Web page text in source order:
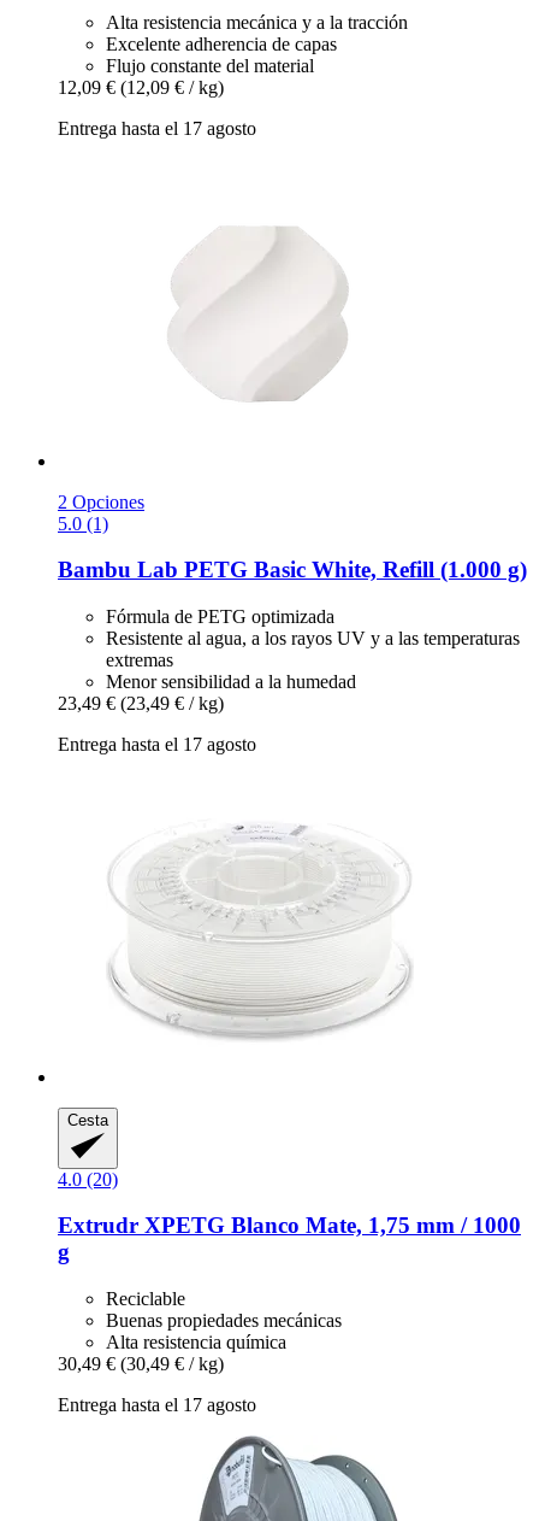
Alta resistencia mecánica y a la tracción
Excelente adherencia de capas
Flujo constante del material
12,09 € (12,09 € / kg)
Entrega hasta el 17 agosto
2 Opciones
5.0 (1)
Bambu Lab PETG Basic White, Refill (1.000 g)
Fórmula de PETG optimizada
Resistente al agua, a los rayos UV y a las temperaturas
extremas
Menor sensibilidad a la humedad
23,49 € (23,49 € / kg)
Entrega hasta el 17 agosto
Cesta
4.0 (20)
Extrudr XPETG Blanco Mate, 1,75 mm / 1000
g
Reciclable
Buenas propiedades mecánicas
Alta resistencia química
30,49 € (30,49 € / kg)
Entrega hasta el 17 agosto